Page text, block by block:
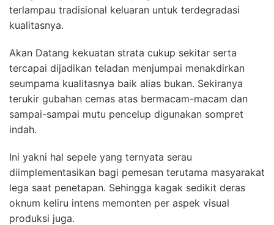
terlampau tradisional keluaran untuk terdegradasi
kualitasnya.
Akan Datang kekuatan strata cukup sekitar serta
tercapai dijadikan teladan menjumpai menakdirkan
seumpama kualitasnya baik alias bukan. Sekiranya
terukir gubahan cemas atas bermacam-macam dan
sampai-sampai mutu pencelup digunakan sompret
indah.
Ini yakni hal sepele yang ternyata serau
diimplementasikan bagi pemesan terutama masyarakat
lega saat penetapan. Sehingga kagak sedikit deras
oknum keliru intens memonten per aspek visual
produksi juga.